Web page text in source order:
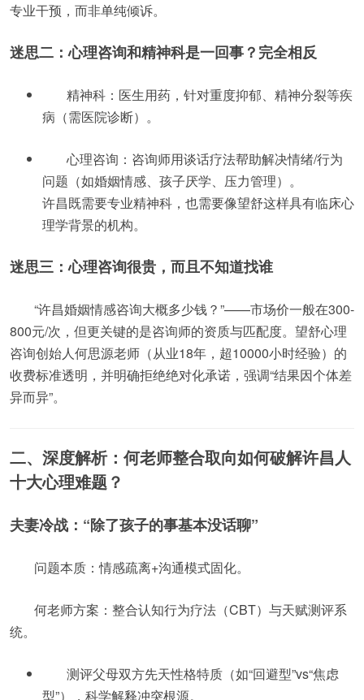
专业干预，而非单纯倾诉。
迷思二：心理咨询和精神科是一回事？完全相反
精神科：医生用药，针对重度抑郁、精神分裂等疾
病（需医院诊断）。
心理咨询：咨询师用谈话疗法帮助解决情绪/行为
问题（如婚姻情感、孩子厌学、压力管理）。
许昌既需要专业精神科，也需要像望舒这样具有临床心
理学背景的机构。
迷思三：心理咨询很贵，而且不知道找谁
“许昌婚姻情感咨询大概多少钱？”——市场价一般在300-
800元/次，但更关键的是咨询师的资质与匹配度。望舒心理
咨询创始人何思源老师（从业18年，超10000小时经验）的
收费标准透明，并明确拒绝绝对化承诺，强调“结果因个体差
异而异”。
二、深度解析：何老师整合取向如何破解许昌人
十大心理难题？
夫妻冷战：“除了孩子的事基本没话聊”
问题本质：情感疏离+沟通模式固化。
何老师方案：整合认知行为疗法（CBT）与天赋测评系
统。
测评父母双方先天性格特质（如“回避型”vs“焦虑
型”），科学解释冲突根源。